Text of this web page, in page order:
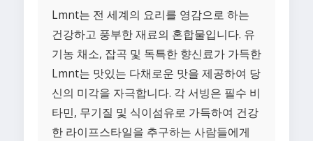
Lmnt는 전 세계의 요리를 영감으로 하는
건강하고 풍부한 재료의 혼합물입니다. 유
기농 채소, 잡곡 및 독특한 향신료가 가득한
Lmnt는 맛있는 다채로운 맛을 제공하여 당
신의 미각을 자극합니다. 각 서빙은 필수 비
타민, 무기질 및 식이섬유로 가득하여 건강
한 라이프스타일을 추구하는 사람들에게